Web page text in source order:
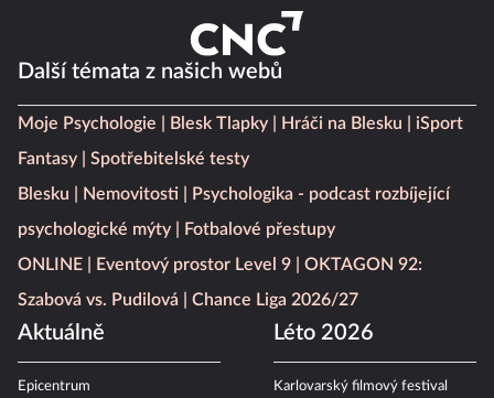
Další témata z našich webů
Moje Psychologie Blesk Tlapky Hráči na Blesku
iSport
Fantasy
Spotřebitelské testy
Blesku
Nemovitosti
Psychologika - podcast rozbíjející
psychologické mýty
Fotbalové přestupy
ONLINE
Eventový prostor Level 9
OKTAGON 92:
Szabová vs. Pudilová
Chance Liga 2026/27
Aktuálně
Epicentrum
Léto 2026
Karlovarský filmový festival